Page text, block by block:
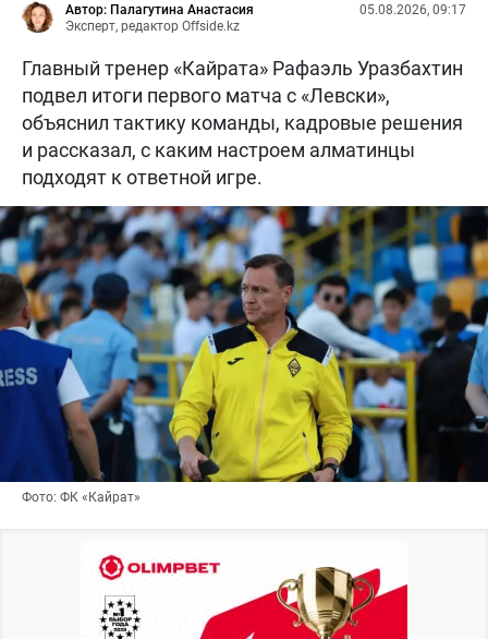
Автор: Палагутина Анастасия
Эксперт, редактор Offside.kz
05.08.2026, 09:17
Главный тренер «Кайрата» Рафаэль Уразбахтин
подвел итоги первого матча с «Левски»,
объяснил тактику команды, кадровые решения
и рассказал, с каким настроем алматинцы
подходят к ответной игре.
Фото: ФК «Кайрат»